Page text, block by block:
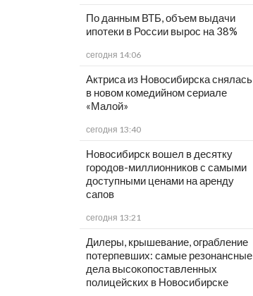
По данным ВТБ, объем выдачи
ипотеки в России вырос на 38%
сегодня 14:06
Актриса из Новосибирска снялась
в новом комедийном сериале
«Малой»
сегодня 13:40
Новосибирск вошел в десятку
городов-миллионников с самыми
доступными ценами на аренду
сапов
сегодня 13:21
Дилеры, крышевание, ограбление
потерпевших: самые резонансные
дела высокопоставленных
полицейских в Новосибирске